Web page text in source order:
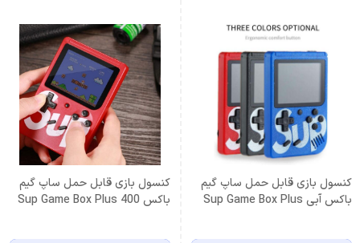
کنسول بازی قابل حمل ساپ گیم
باکس آبی Sup Game Box Plus
کنسول بازی قابل حمل ساپ گیم
باکس Sup Game Box Plus 400